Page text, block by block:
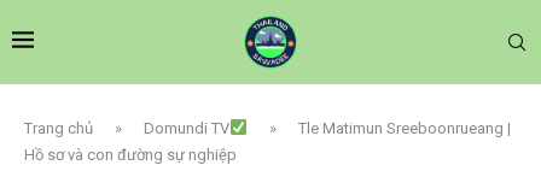
Trang chủ » Domundi TV »
Tle Matimun Sreeboonrueang |
Hồ sơ và con đường sự nghiệp